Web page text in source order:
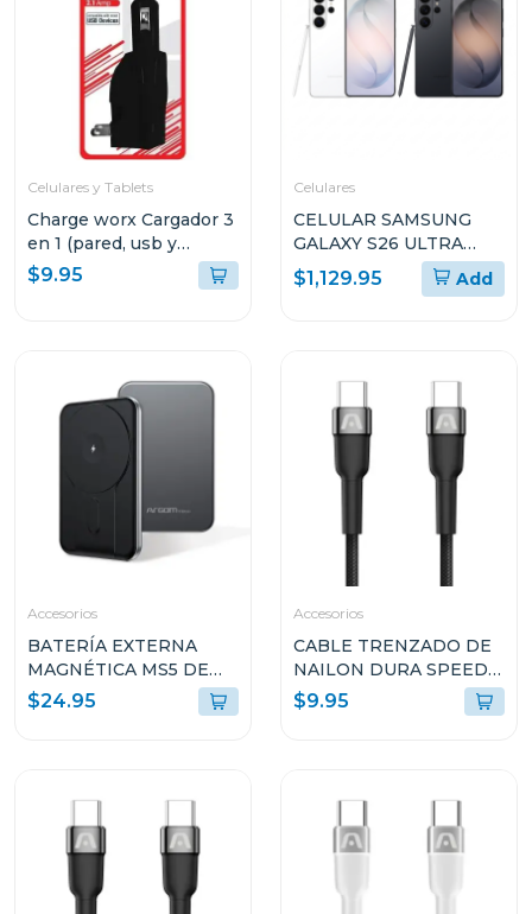
Celulares y Tablets
Charge worx Cargador 3
en 1 (pared, usb y
cargador de coche)
cx3025
$9.95
Celulares
CELULAR SAMSUNG
GALAXY S26 ULTRA
CON 12GB DE RAM Y Y
512GB DE
$1,129.95 Add
Accesorios
BATERÍA EXTERNA
MAGNÉTICA MS5 DE
5000MAH DE
ALUMINIO ARGPB1160
$24.95
Accesorios
CABLE TRENZADO DE
NAILON DURA SPEED
DE 240W TIPO-C A
TIPO-C PARA CARGA Y
$9.95